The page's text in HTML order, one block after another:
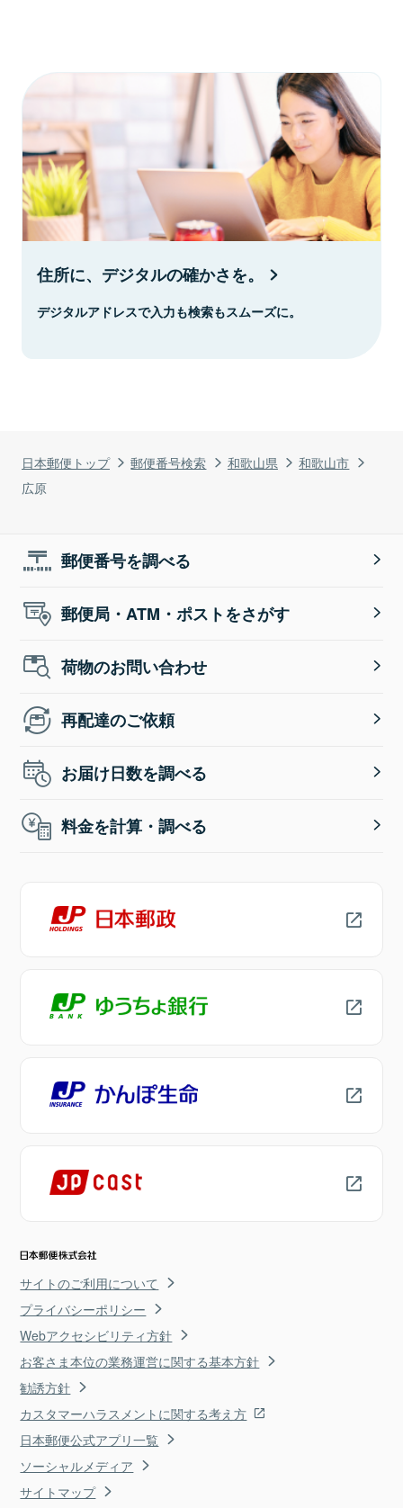
日本郵便トップ 郵便番号検索 和歌山県
和歌山市
広原
住所に、デジタルの確かさを。
デジタルアドレスで入力も検索もスムーズに。
郵便番号を調べる
郵便局・ATM・ポストをさがす
荷物のお問い合わせ
再配達のご依頼
お届け日数を調べる
料金を計算・調べる
サイトのご利用について
プライバシーポリシー
Webアクセシビリティ方針
お客さま本位の業務運営に関する基本方針
勧誘方針
カスタマーハラスメントに関する考え方
日本郵便公式アプリ一覧
ソーシャルメディア
サイトマップ